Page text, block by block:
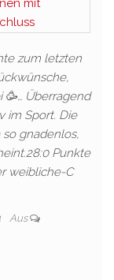
zum letzten
🥳… Überragend
im Sport. Die
gnadenlos,
Punkte
weibliche-C
Aus